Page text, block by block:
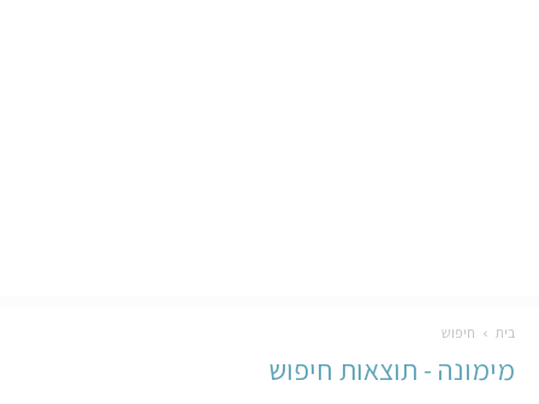
בית חיפוש
מימונה - תוצאות חיפוש